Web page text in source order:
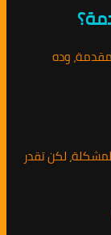
وده
لكن تقدر